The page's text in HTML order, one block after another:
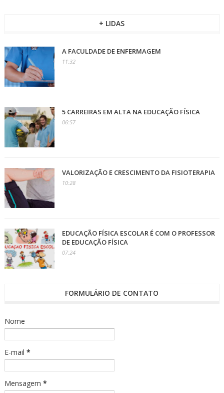
+ LIDAS
A FACULDADE DE ENFERMAGEM
11:32
5 CARREIRAS EM ALTA NA EDUCAÇÃO FÍSICA
06:57
VALORIZAÇÃO E CRESCIMENTO DA FISIOTERAPIA
10:28
EDUCAÇÃO FÍSICA ESCOLAR É COM O PROFESSOR
DE EDUCAÇÃO FÍSICA
07:24
FORMULÁRIO DE CONTATO
Nome
E-mail *
Mensagem *